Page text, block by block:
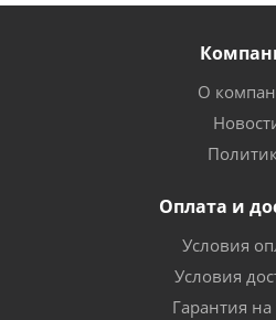
О
Оплата и
Условия
Условия
Гарантия на